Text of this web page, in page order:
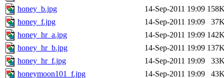
honey_b.jpg
14-Sep-2011 19:09
honey_f.jpg
14-Sep-2011 19:09
honey_hr_a.jpg
14-Sep-2011 19:09
honey_hr_b.jpg
14-Sep-2011 19:09
honey_hr_f.jpg
14-Sep-2011 19:09
honeymoon101_f.jpg
14-Sep-2011 19:09